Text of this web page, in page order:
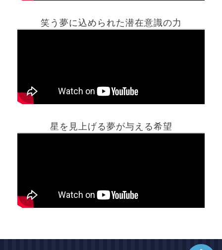
笑う夢に込められた潜在意識の力
星を見上げる夢が与える希望
ホーム
最新記事動画